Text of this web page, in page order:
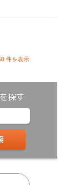
件を表示
探す